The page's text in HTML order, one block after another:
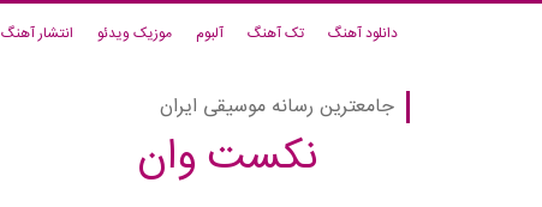
دانلود آهنگ تک آهنگ آلبوم موزیک ویدئو انتشار آهنگ
جامعترین رسانه موسیقی ایران
نکست وان